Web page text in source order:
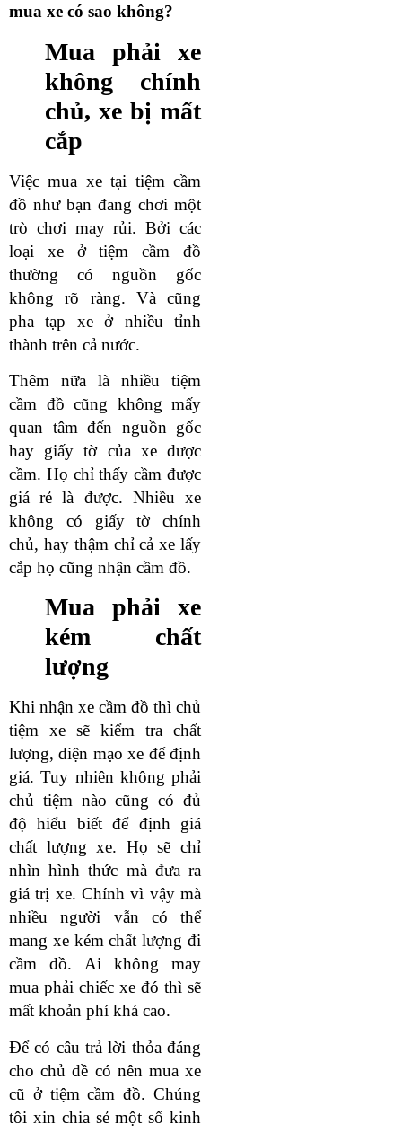
mua xe có sao không?
Mua phải xe
không chính
chủ, xe bị mất
cắp
Việc mua xe tại tiệm cầm
đồ như bạn đang chơi một
trò chơi may rủi. Bởi các
loại xe ở tiệm cầm đồ
thường có nguồn gốc
không rõ ràng. Và cũng
pha tạp xe ở nhiều tỉnh
thành trên cả nước.
Thêm nữa là nhiều tiệm
cầm đồ cũng không mấy
quan tâm đến nguồn gốc
hay giấy tờ của xe được
cầm. Họ chỉ thấy cầm được
giá rẻ là được. Nhiều xe
không có giấy tờ chính
chủ, hay thậm chỉ cả xe lấy
cắp họ cũng nhận cầm đồ.
Mua phải xe
kém chất
lượng
Khi nhận xe cầm đồ thì chủ
tiệm xe sẽ kiểm tra chất
lượng, diện mạo xe để định
giá. Tuy nhiên không phải
chủ tiệm nào cũng có đủ
độ hiểu biết để định giá
chất lượng xe. Họ sẽ chỉ
nhìn hình thức mà đưa ra
giá trị xe. Chính vì vậy mà
nhiều người vẫn có thể
mang xe kém chất lượng đi
cầm đồ. Ai không may
mua phải chiếc xe đó thì sẽ
mất khoản phí khá cao.
Để có câu trả lời thỏa đáng
cho chủ đề có nên mua xe
cũ ở tiệm cầm đồ. Chúng
tôi xin chia sẻ một số kinh